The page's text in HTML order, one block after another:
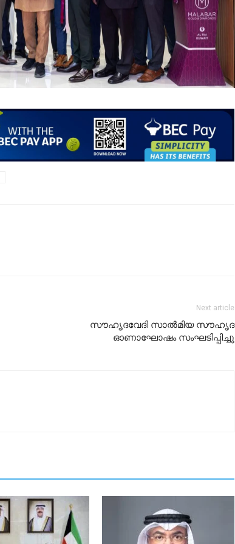
Next article
സൗഹൃദവേദി സാൽമിയ സൗഹൃദ
ഓണാഘോഷം സംഘടിപ്പിച്ചു